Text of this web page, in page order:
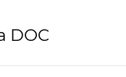
DOC